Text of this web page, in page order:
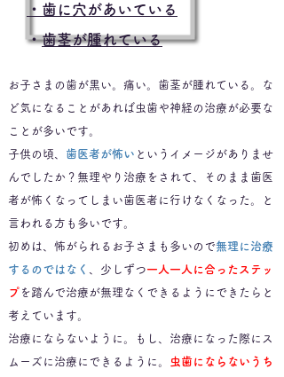
​ 歯に穴があいている
・歯茎が腫れている
お子さまの歯が黒い。痛い。歯茎が腫れている。な
ど気になることがあれば虫歯や神経の治療が必要な
ことが多いです。
子供の頃、 歯医者が怖い というイメージがありませ
んでしたか？ 無理やり治療をされて、そのまま歯医
者が怖くなってしまい歯医者に行けなくなった。と
言われる方も多いです。
初めは、怖がられるお子さまも多いので無理に治療
するのではなく
、少しずつ一人一人に合ったステッ
プ を踏んで治療が無理なくできるようにできたらと
考えています。
治療にならないように。もし、治療になった際にス
ムーズに治療にできるように。
虫歯にならないうち